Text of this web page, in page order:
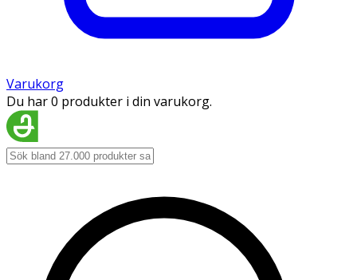
Varukorg
Du har 0 produkter i din varukorg.